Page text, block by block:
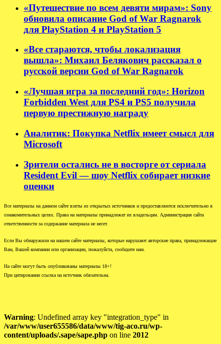
«Путешествие по всем девяти мирам»: Sony
обновила описание God of War Ragnarok
для PlayStation 4 и PlayStation 5
«Все стараются, чтобы локализация
вышла»: Михаил Белякович рассказал о
русской версии God of War Ragnarok
«Лучшая игра за последний год»: Horizon
Forbidden West для PS4 и PS5 получила
первую престижную награду
Аналитик: Покупка Netflix имеет смысл для
Microsoft
Зрители остались не в восторге от сериала
Resident Evil — шоу Netflix собирает низкие
оценки
Все материалы на данном сайте взяты из открытых источников и предоставляются исключительно в
ознакомительных целях. Права на материалы принадлежат их владельцам. Администрация сайта
ответственности за содержание материала не несет.
Если Вы обнаружили на нашем сайте материалы, которые нарушают авторские права, принадлежащие
Вам, Вашей компании или организации, пожалуйста, сообщите нам.
На сайте могут быть опубликованы материалы 18+!
При цитировании ссылка на источник обязательна.
Warning: Undefined array key "integration_type" in
/var/www/user655586/data/www/tig-aco.ru/wp-
content/uploads/.sape/sape.php on line 2012